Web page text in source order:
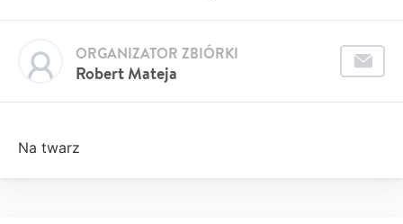
Robert Mateja
ORGANIZATOR ZBIÓRKI
Na twarz